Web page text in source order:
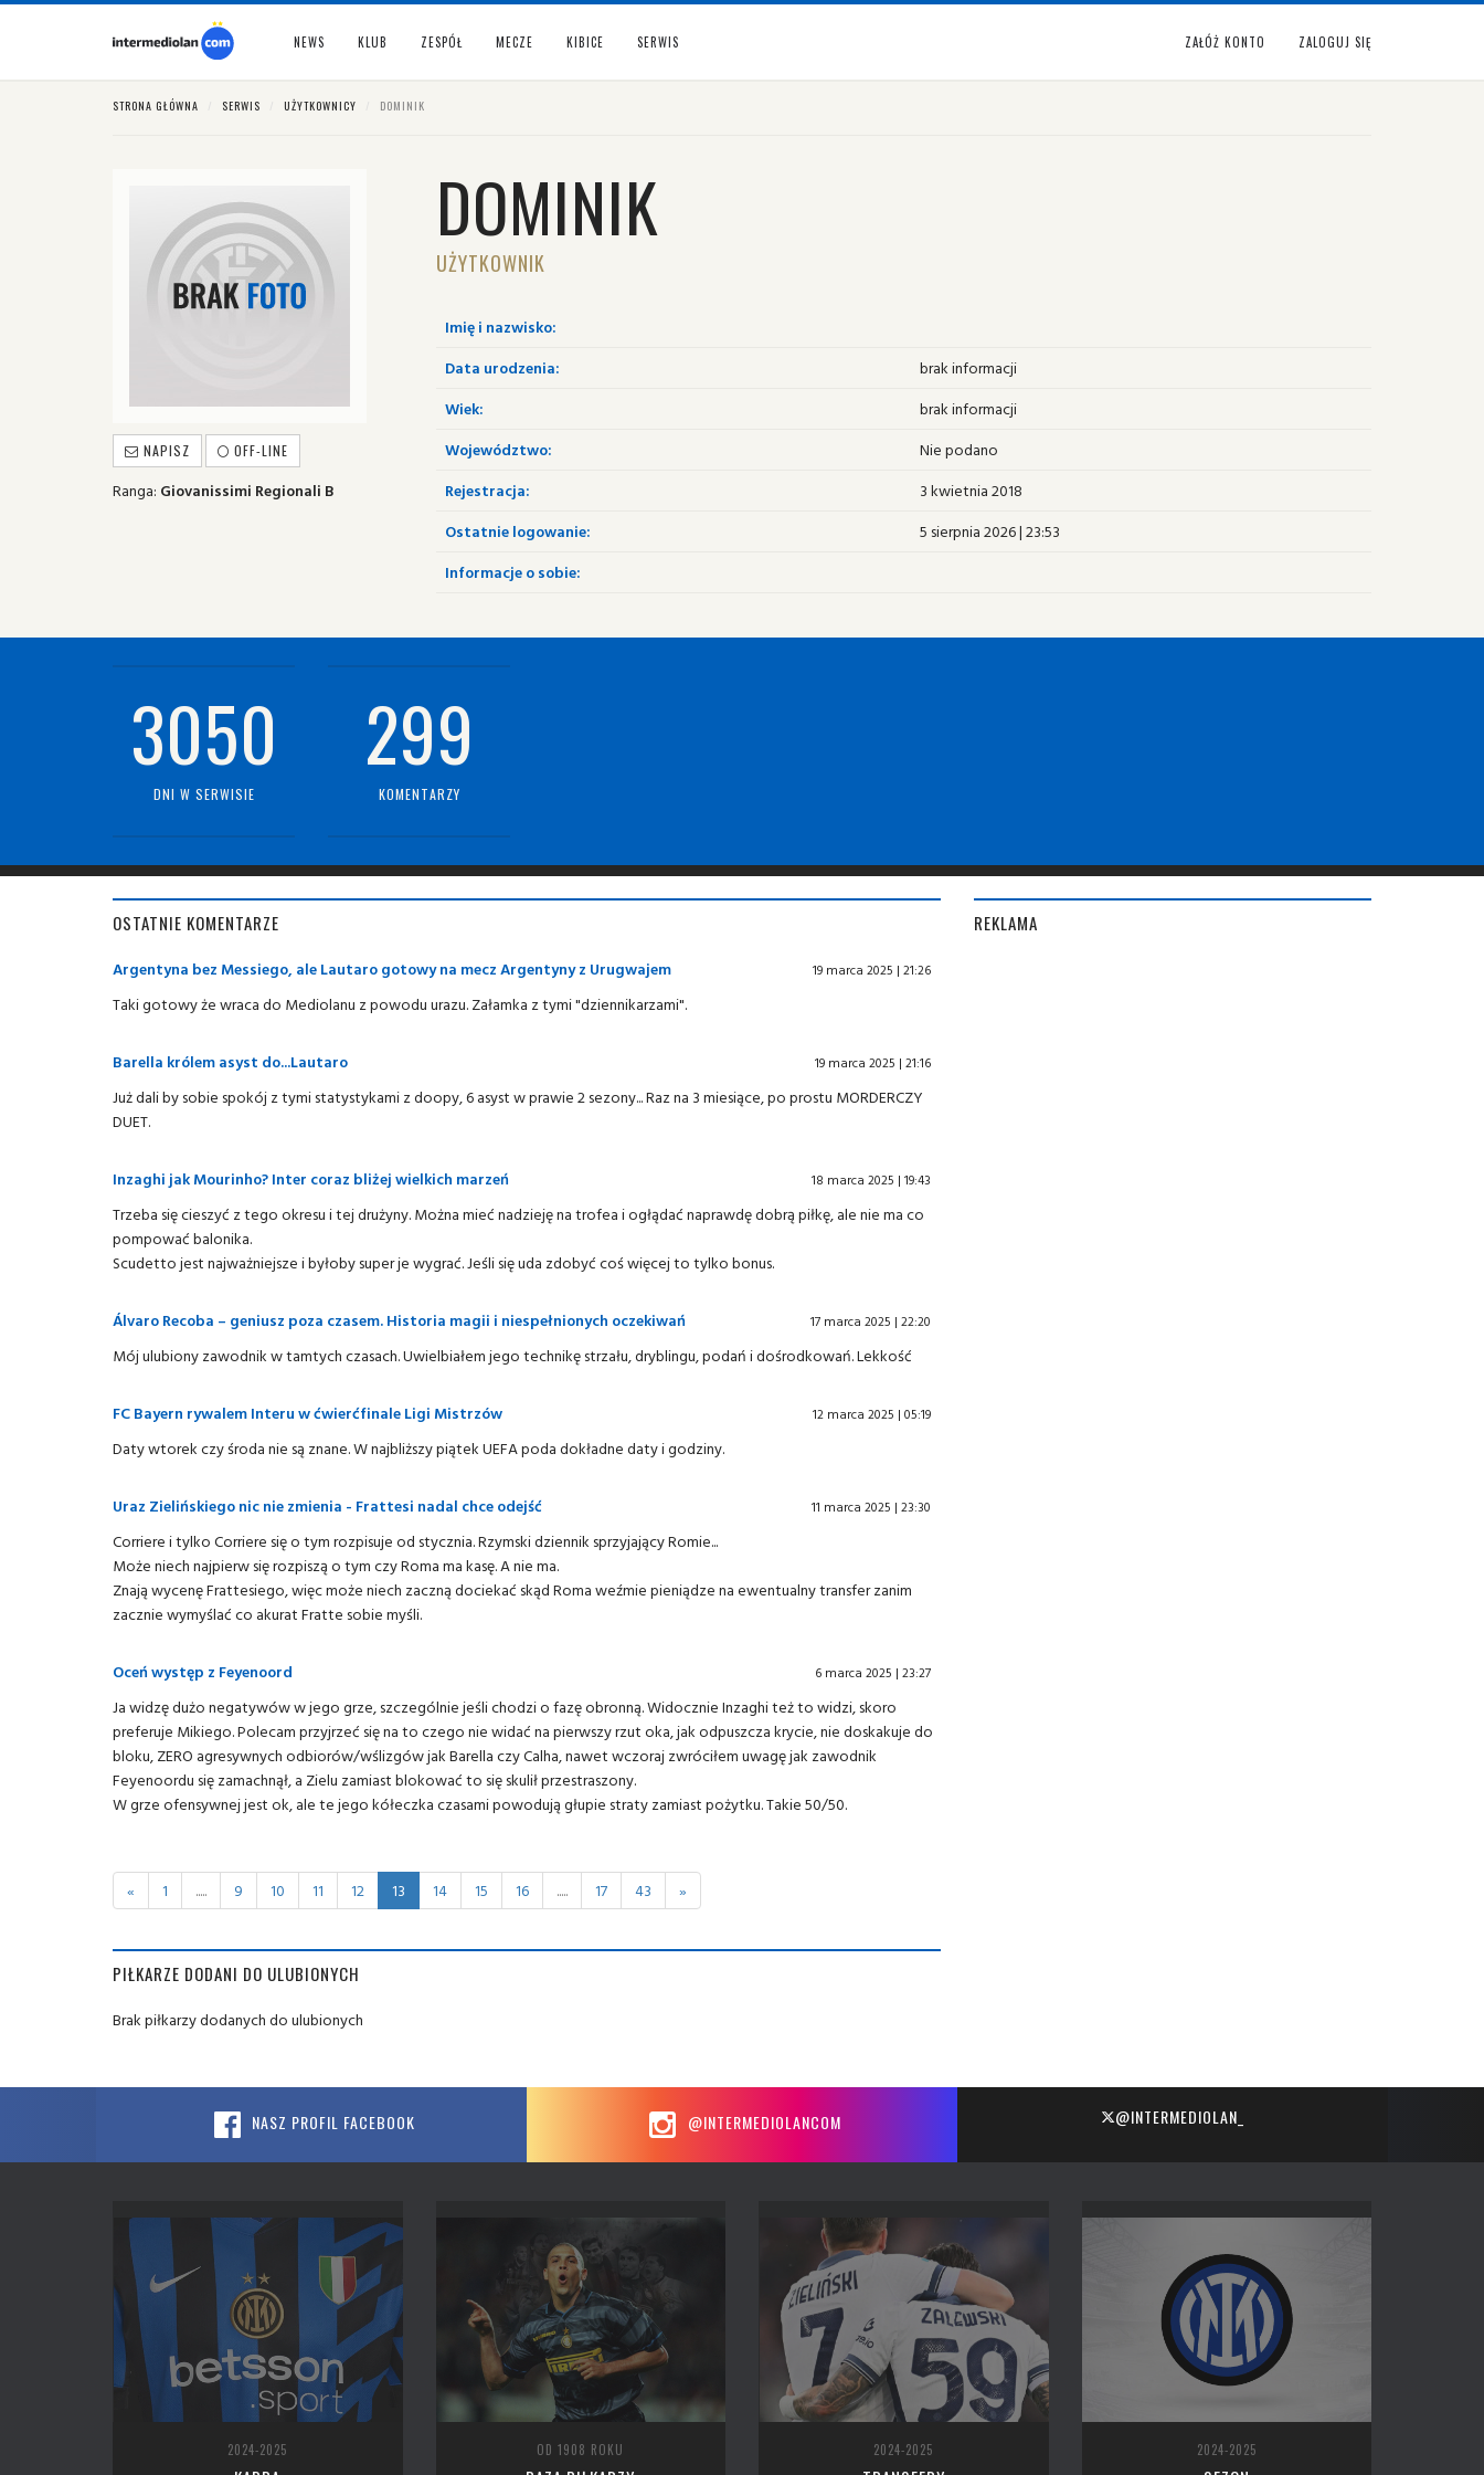
NEWS KLUB ZESPÓŁ MECZE KIBICE SERWIS ZAŁÓŻ KONTO ZALOGUJ SIĘ
STRONA GŁÓWNA SERWIS UŻYTKOWNICY DOMINIK
NAPISZ OFF-LINE
Ranga: Giovanissimi Regionali B
DOMINIK
UŻYTKOWNIK
Imię i nazwisko:
Data urodzenia:
brak informacji
Wiek:
brak informacji
Województwo:
Nie podano
Rejestracja:
3 kwietnia 2018
Ostatnie logowanie:
5 sierpnia 2026 | 23:53
Informacje o sobie:
3050
DNI W SERWISIE
299
KOMENTARZY
OSTATNIE KOMENTARZE
Argentyna bez Messiego, ale Lautaro gotowy na mecz Argentyny z Urugwajem 19 marca 2025 | 21:26
Taki gotowy że wraca do Mediolanu z powodu urazu. Załamka z tymi "dziennikarzami".
Barella królem asyst do...Lautaro 19 marca 2025 | 21:16
Już dali by sobie spokój z tymi statystykami z doopy, 6 asyst w prawie 2 sezony... Raz na 3 miesiące, po prostu MORDERCZY
DUET.
Inzaghi jak Mourinho? Inter coraz bliżej wielkich marzeń 18 marca 2025 | 19:43
Trzeba się cieszyć z tego okresu i tej drużyny. Można mieć nadzieję na trofea i ogłądać naprawdę dobrą piłkę, ale nie ma co
pompować balonika.
Scudetto jest najważniejsze i byłoby super je wygrać. Jeśli się uda zdobyć coś więcej to tylko bonus.
Álvaro Recoba – geniusz poza czasem. Historia magii i niespełnionych oczekiwań 17 marca 2025 | 22:20
Mój ulubiony zawodnik w tamtych czasach. Uwielbiałem jego technikę strzału, dryblingu, podań i dośrodkowań. Lekkość
FC Bayern rywalem Interu w ćwierćfinale Ligi Mistrzów 12 marca 2025 | 05:19
Daty wtorek czy środa nie są znane. W najbliższy piątek UEFA poda dokładne daty i godziny.
Uraz Zielińskiego nic nie zmienia - Frattesi nadal chce odejść 11 marca 2025 | 23:30
Corriere i tylko Corriere się o tym rozpisuje od stycznia. Rzymski dziennik sprzyjający Romie...
Może niech najpierw się rozpiszą o tym czy Roma ma kasę. A nie ma.
Znają wycenę Frattesiego, więc może niech zaczną dociekać skąd Roma weźmie pieniądze na ewentualny transfer zanim
zacznie wymyślać co akurat Fratte sobie myśli.
Oceń występ z Feyenoord 6 marca 2025 | 23:27
Ja widzę dużo negatywów w jego grze, szczególnie jeśli chodzi o fazę obronną. Widocznie Inzaghi też to widzi, skoro
preferuje Mikiego. Polecam przyjrzeć się na to czego nie widać na pierwszy rzut oka, jak odpuszcza krycie, nie doskakuje do
bloku, ZERO agresywnych odbiorów/wślizgów jak Barella czy Calha, nawet wczoraj zwróciłem uwagę jak zawodnik
Feyenoordu się zamachnął, a Zielu zamiast blokować to się skulił przestraszony.
W grze ofensywnej jest ok, ale te jego kółeczka czasami powodują głupie straty zamiast pożytku. Takie 50/50.
« 1 ..... 9 10 11 12 13 14 15 16 ..... 17 43 »
PIŁKARZE DODANI DO ULUBIONYCH
Brak piłkarzy dodanych do ulubionych
REKLAMA
NASZ PROFIL FACEBOOK @INTERMEDIOLANCOM @INTERMEDIOLAN_
2024-2025 OD 1908 ROKU 2024-2025 2024-2025